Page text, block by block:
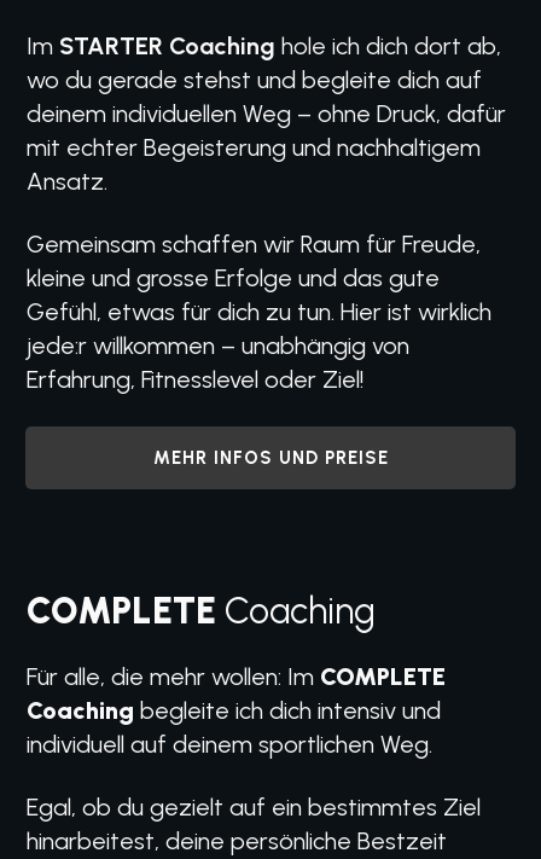
Im STARTER Coaching hole ich dich dort ab,
wo du gerade stehst und begleite dich auf
deinem individuellen Weg – ohne Druck, dafür
mit echter Begeisterung und nachhaltigem
Ansatz.
Gemeinsam schaffen wir Raum für Freude,
kleine und grosse Erfolge und das gute
Gefühl, etwas für dich zu tun. Hier ist wirklich
jede:r willkommen – unabhängig von
Erfahrung, Fitnesslevel oder Ziel!
MEHR INFOS UND PREISE
COMPLETE Coaching
Für alle, die mehr wollen: Im COMPLETE
Coaching begleite ich dich intensiv und
individuell auf deinem sportlichen Weg.
Egal, ob du gezielt auf ein bestimmtes Ziel
hinarbeitest, deine persönliche Bestzeit